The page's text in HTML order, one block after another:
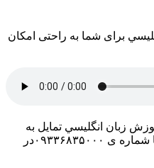
برای شما به راحتی امکان
زبان انگليسي تمایل به
ادامه داشتید با تیم روابط عمومی با شماره ی ۰۹۳۳۶۸۳۵۰۰۰در